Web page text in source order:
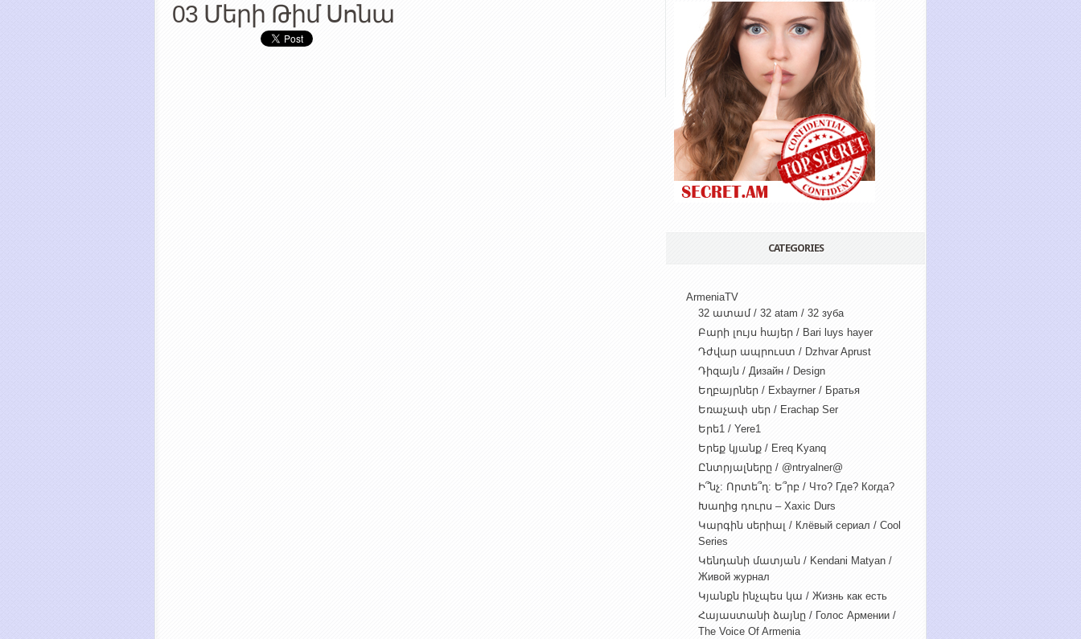
03 Մերի Թիմ Սոնա
CATEGORIES
ArmeniaTV
32 ատամ / 32 atam / 32 зуба
Բարի լույս հայեր / Bari luys hayer
Դժվար ապրուստ / Dzhvar Aprust
Դիզայն / Дизайн / Design
Եղբայրներ / Exbayrner / Братья
Եռաչափ սեր / Erachap Ser
Երե1 / Yere1
Երեք կյանք / Ereq Kyanq
Ընտրյալները / @ntryalner@
Ի՞նչ: Որտե՞ղ: Ե՞րբ / Что? Где? Когда?
Խաղից դուրս – Xaxic Durs
Կարգին սերիալ / Клёвый сериал / Cool
Series
Կենդանի մատյան / Kendani Matyan /
Живой журнал
Կյանքն ինչպես կա / Жизнь как есть
Հայաստանի ձայնը / Голос Армении /
The Voice Of Armenia